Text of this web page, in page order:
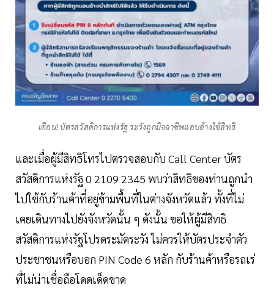
เตือน! บัตรสวัสดิการแห่งรัฐ ระวังถูกมิจฉาชีพแอบอ้างใช้สิทธิ
และเมื่อผู้มีสิทธิโทรไปตรวจสอบกับ Call Center บัตร
สวัสดิการแห่งรัฐ 0 2109 2345 พบว่าสิทธิของท่านถูกนำ
ไปใช้กับร้านค้าที่อยู่ข้ามพื้นที่ในต่างจังหวัดแล้ว ทั้งที่ไม่
เคยเดินทางไปยังจังหวัดนั้น ๆ ดังนั้น ขอให้ผู้มีสิทธิ
สวัสดิการแห่งรัฐโปรดระมัดระวัง ไม่ควรให้บัตรประจำตัว
ประชาชนหรือบอก PIN Code 6 หลัก กับร้านค้าหรือรถเร่
ที่ไม่น่าเชื่อถือโดดเด็ดขาด